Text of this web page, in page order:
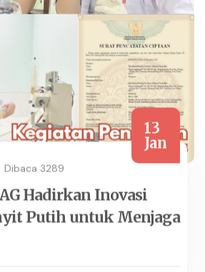
13
Jan
Dibaca 3289
Hadirkan Inovasi
Putih untuk Menjaga